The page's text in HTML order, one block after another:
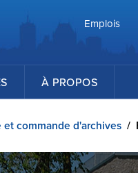
Emplois
À PROPOS
et commande d'archives /